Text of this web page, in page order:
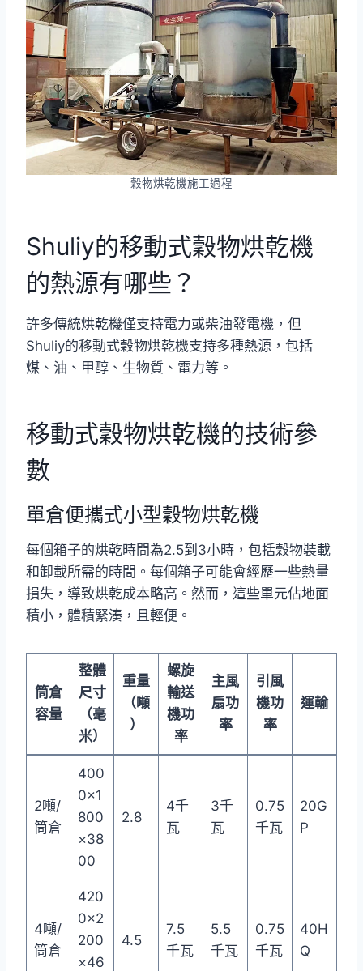
穀物烘乾機施工過程
Shuliy的移動式穀物烘乾機
的熱源有哪些？
許多傳統烘乾機僅支持電力或柴油發電機，但
Shuliy的移動式穀物烘乾機支持多種熱源，包括
煤、油、甲醇、生物質、電力等。
移動式穀物烘乾機的技術參
數
單倉便攜式小型穀物烘乾機
每個箱子的烘乾時間為2.5到3小時，包括穀物裝載
和卸載所需的時間。每個箱子可能會經歷一些熱量
損失，導致烘乾成本略高。然而，這些單元佔地面
積小，體積緊湊，且輕便。
筒倉
容量
整體
尺寸
（毫
米）
重量
（噸
）
螺旋
輸送
機功
率
主風
扇功
率
引風
機功
率
運輸
2噸/
筒倉
400
0×1
800
×38
00
2.8
4千
瓦
3千
瓦
0.75
千瓦
20G
P
4噸/
筒倉
420
0×2
200
×46
4.5
7.5
千瓦
5.5
千瓦
0.75
千瓦
40H
Q